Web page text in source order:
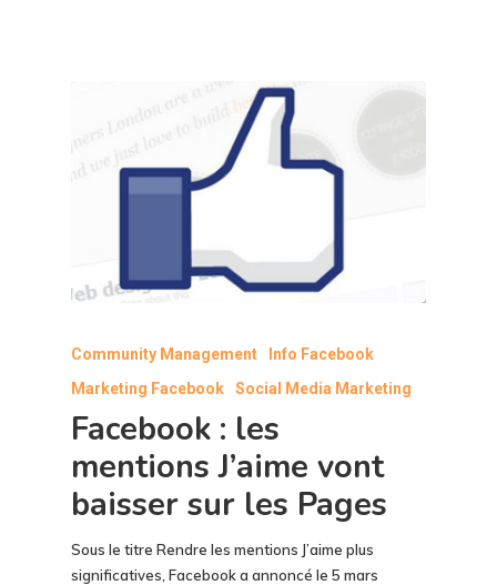
Community Management
Info Facebook
Marketing Facebook
Social Media Marketing
Facebook : les
mentions J’aime vont
baisser sur les Pages
Sous le titre Rendre les mentions J’aime plus
significatives, Facebook a annoncé le 5 mars